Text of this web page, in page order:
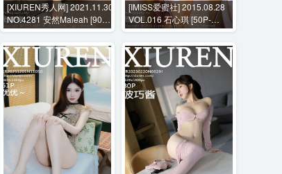
[XIUREN秀人网] 2021.11.30
NO.4281 安然Maleah [90P-
882MB]
[IMISS爱蜜社] 2015.08.28
VOL.016 石心琪 [50P-
261MB]